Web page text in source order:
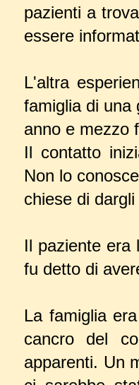
pazienti a
essere
L'altra
famiglia di una
anno e mezzo
Il contatto
Non lo
chiese di
Il paziente era
fu detto di
La famiglia
cancro del
apparenti. Un